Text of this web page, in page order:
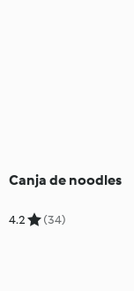
Canja de noodles
4.2 (34)